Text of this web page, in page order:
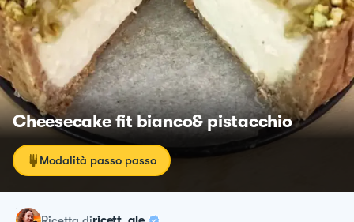
Cheesecake fit bianco& pistacchio
Modalità passo passo